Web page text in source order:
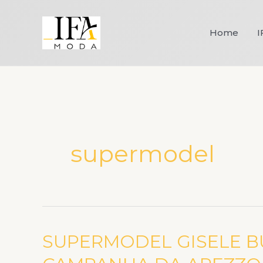
Home
supermodel
SUPERMODEL GISELE
SUPERMODEL